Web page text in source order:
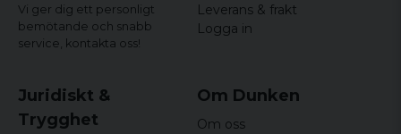
Vi ger dig ett personligt
bemötande och snabb
service, kontakta oss!
Leverans & frakt
Logga in
Juridiskt &
Trygghet
Om Dunken
Om oss